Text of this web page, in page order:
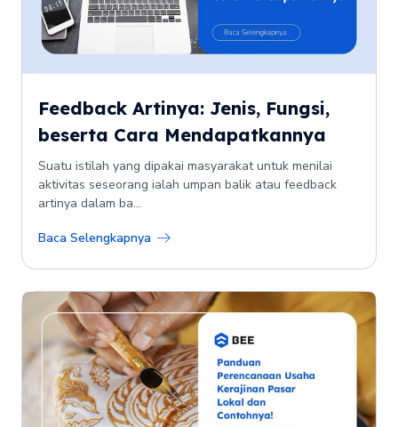
Feedback Artinya: Jenis, Fungsi,
beserta Cara Mendapatkannya
Suatu istilah yang dipakai masyarakat untuk menilai
aktivitas seseorang ialah umpan balik atau feedback
artinya dalam ba...
Baca Selengkapnya